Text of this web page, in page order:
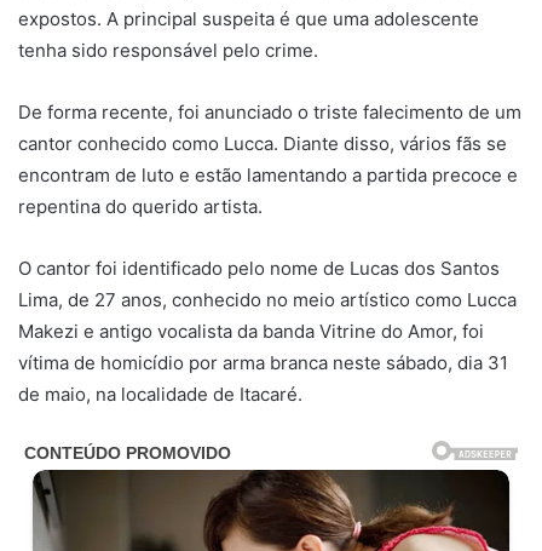
expostos. A principal suspeita é que uma adolescente
tenha sido responsável pelo crime.
De forma recente, foi anunciado o triste falecimento de um
cantor conhecido como Lucca. Diante disso, vários fãs se
encontram de luto e estão lamentando a partida precoce e
repentina do querido artista.
O cantor foi identificado pelo nome de Lucas dos Santos
Lima, de 27 anos, conhecido no meio artístico como Lucca
Makezi e antigo vocalista da banda Vitrine do Amor, foi
vítima de homicídio por arma branca neste sábado, dia 31
de maio, na localidade de Itacaré.